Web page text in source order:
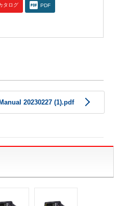
タログ PDF
20230227 (1).pdf